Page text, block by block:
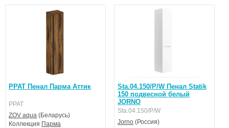
PPAT Пенал Парма Аттик
PPAT
ZOV aqua (Беларусь)
Коллекция Парма
Sta.04.150/P/W Пенал Statik
150 подвесной белый
JORNO
Sta.04.150/P/W
Jorno (Россия)